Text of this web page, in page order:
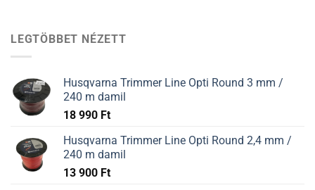
12
LEGTÖBBET NÉZETT
Husqvarna Trimmer Line Opti Round 3 mm /
240 m damil
18 990 Ft
Husqvarna Trimmer Line Opti Round 2,4 mm /
240 m damil
13 900 Ft